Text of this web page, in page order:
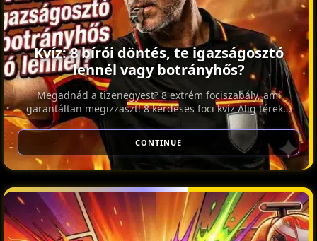
Kvíz: 8 bírói döntés, te igazságosztó
lennél vagy botrányhős?
Megadnád a tizenegyest? 8 extrém fociszabály, ami
garantáltan megizzaszt! 8 kérdéses foci kvíz Alig térek…
CONTINUE